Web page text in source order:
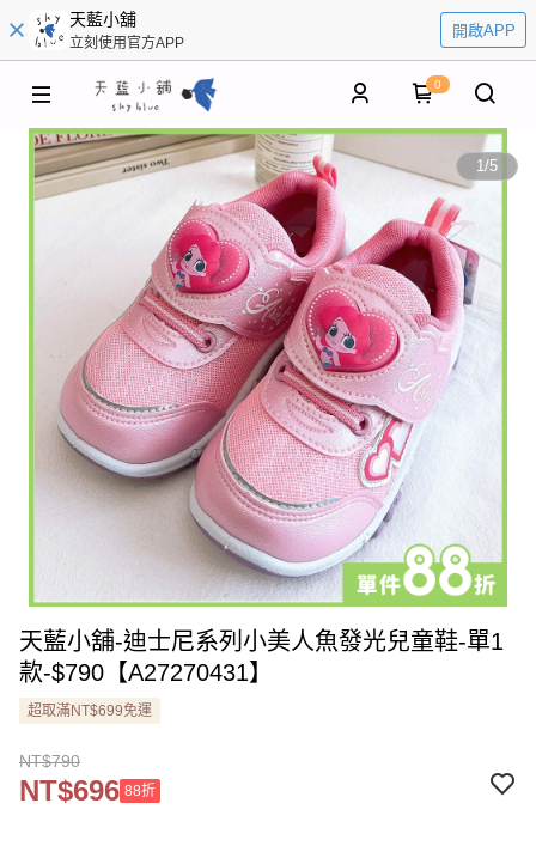
天藍小舖
立刻使用官方APP
開啟APP
0
1/5
天藍小舖-迪士尼系列小美人魚發光兒童鞋-單1
款-$790【A27270431】
超取滿NT$699免運
NT$790
NT$696 88折